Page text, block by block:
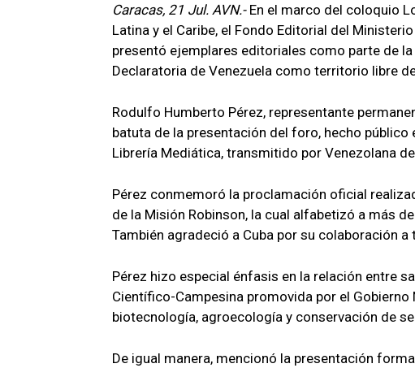
Caracas, 21 Jul. AVN.- En el marco del coloquio
Latina y el Caribe, el Fondo Editorial del
presentó ejemplares editoriales como parte de
Declaratoria de Venezuela como territorio libre
Rodulfo Humberto Pérez, representante
batuta de la presentación del foro, hecho
Librería Mediática, transmitido por Venezolana
Pérez conmemoró la proclamación oficial
de la Misión Robinson, la cual alfabetizó a más
También agradeció a Cuba por su colaboración a
Pérez hizo especial énfasis en la relación entre
Científico-Campesina promovida por el
biotecnología, agroecología y conservación de
De igual manera, mencionó la presentación